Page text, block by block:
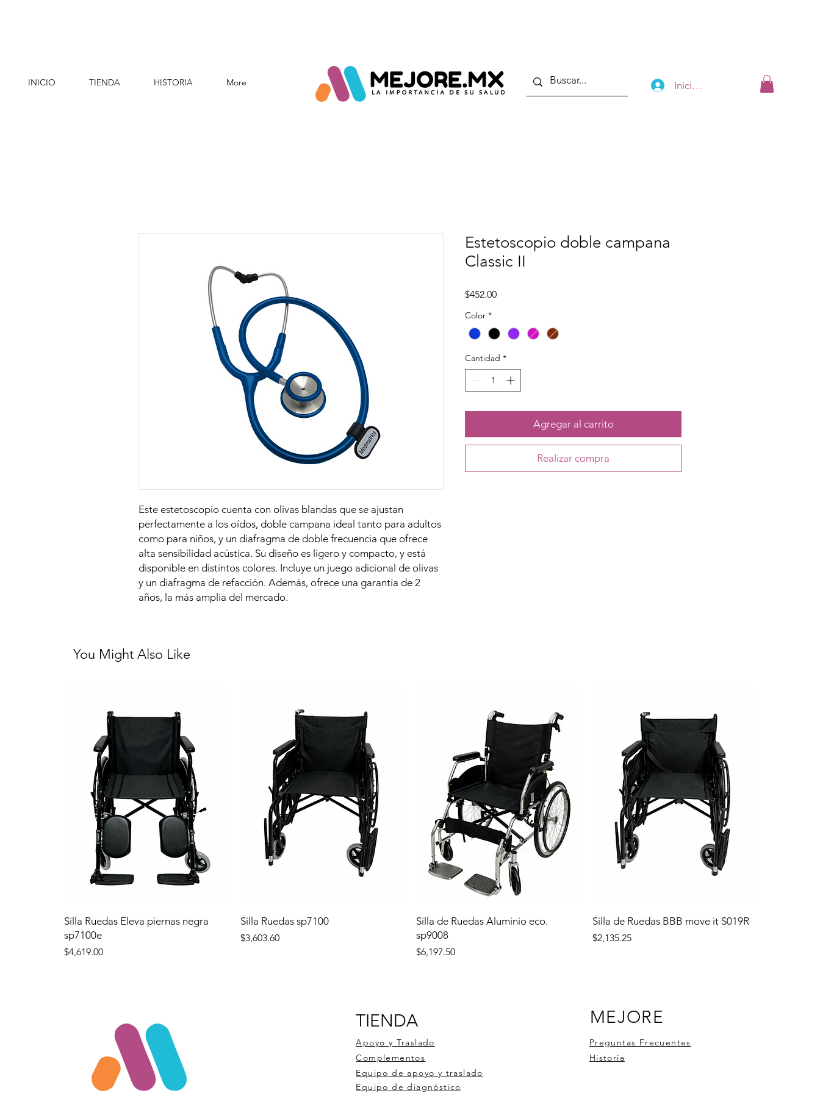
INICIO TIENDA HISTORIA More Iniciar sesión
Este estetoscopio cuenta con olivas blandas que se ajustan
perfectamente a los oídos, doble campana ideal tanto para adultos
como para niños, y un diafragma de doble frecuencia que ofrece
alta sensibilidad acústica. Su diseño es ligero y compacto, y está
disponible en distintos colores. Incluye un juego adicional de olivas
y un diafragma de refacción. Además, ofrece una garantía de 2
años, la más amplia del mercado.
Estetoscopio doble campana
Classic II
$452.00Precio
Color *
Cantidad *
Agregar al carrito
Realizar compra
You Might Also Like
Silla Ruedas Eleva piernas negra
sp7100e
Precio
$4,619.00
Silla Ruedas sp7100
Precio
$3,603.60
Silla de Ruedas Aluminio eco.
sp9008
Precio
$6,197.50
Silla de Ruedas BBB move it S019R
Precio
$2,135.25
TIENDA
Apoyo y Traslado
Complementos
Equipo de apoyo y traslado
Equipo de diagnóstico
MEJORE
Preguntas Frecuentes
Historia